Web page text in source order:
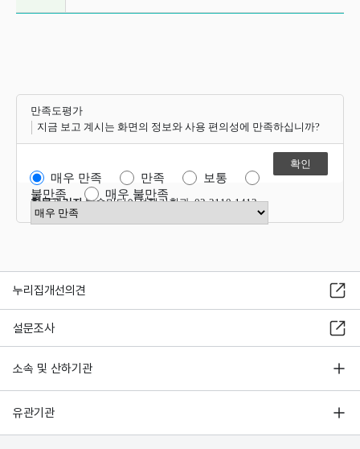
만족도평가
지금 보고 계시는 화면의 정보와 사용 편의성에 만족하십니까?
매우 만족 만족
보통
불만족
매우 불만족
만족도 점수 선택
항목관리자방송미디어정책기획과 02-2110-1412
누리집개선의견
설문조사
소속 및 산하기관
유관기관